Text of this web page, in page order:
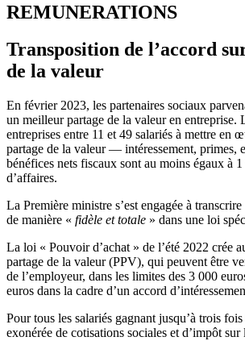
REMUNERATIONS
Transposition de l’accord
de la valeur
En février 2023, les partenaires sociaux
un meilleur partage de la valeur en entreprise.
entreprises entre 11 et 49 salariés à mettre en
partage de la valeur — intéressement, primes,
bénéfices nets fiscaux sont au moins égaux à
d’affaires.
La Première ministre s’est engagée à
de manière « fidèle et totale » dans une loi
La loi « Pouvoir d’achat » de l’été 2022 crée
partage de la valeur (PPV), qui peuvent être
de l’employeur, dans les limites des 3 000
euros dans la cadre d’un accord
Pour tous les salariés gagnant jusqu’à trois
exonérée de cotisations sociales et d’impôt sur